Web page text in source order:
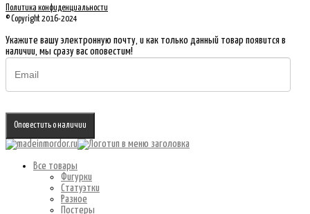
Политика конфиденциальности
© Copyright 2016-2024
Укажите вашу электронную почту, и как только данный товар появится в
наличии, мы сразу вас оповестим!
Оповестить о наличии
Все товары
Фигурки
Статуэтки
Разное
Постеры